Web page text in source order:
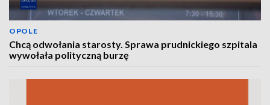
OPOLE
Chcą odwołania starosty. Sprawa prudnickiego szpitala
wywołała polityczną burzę